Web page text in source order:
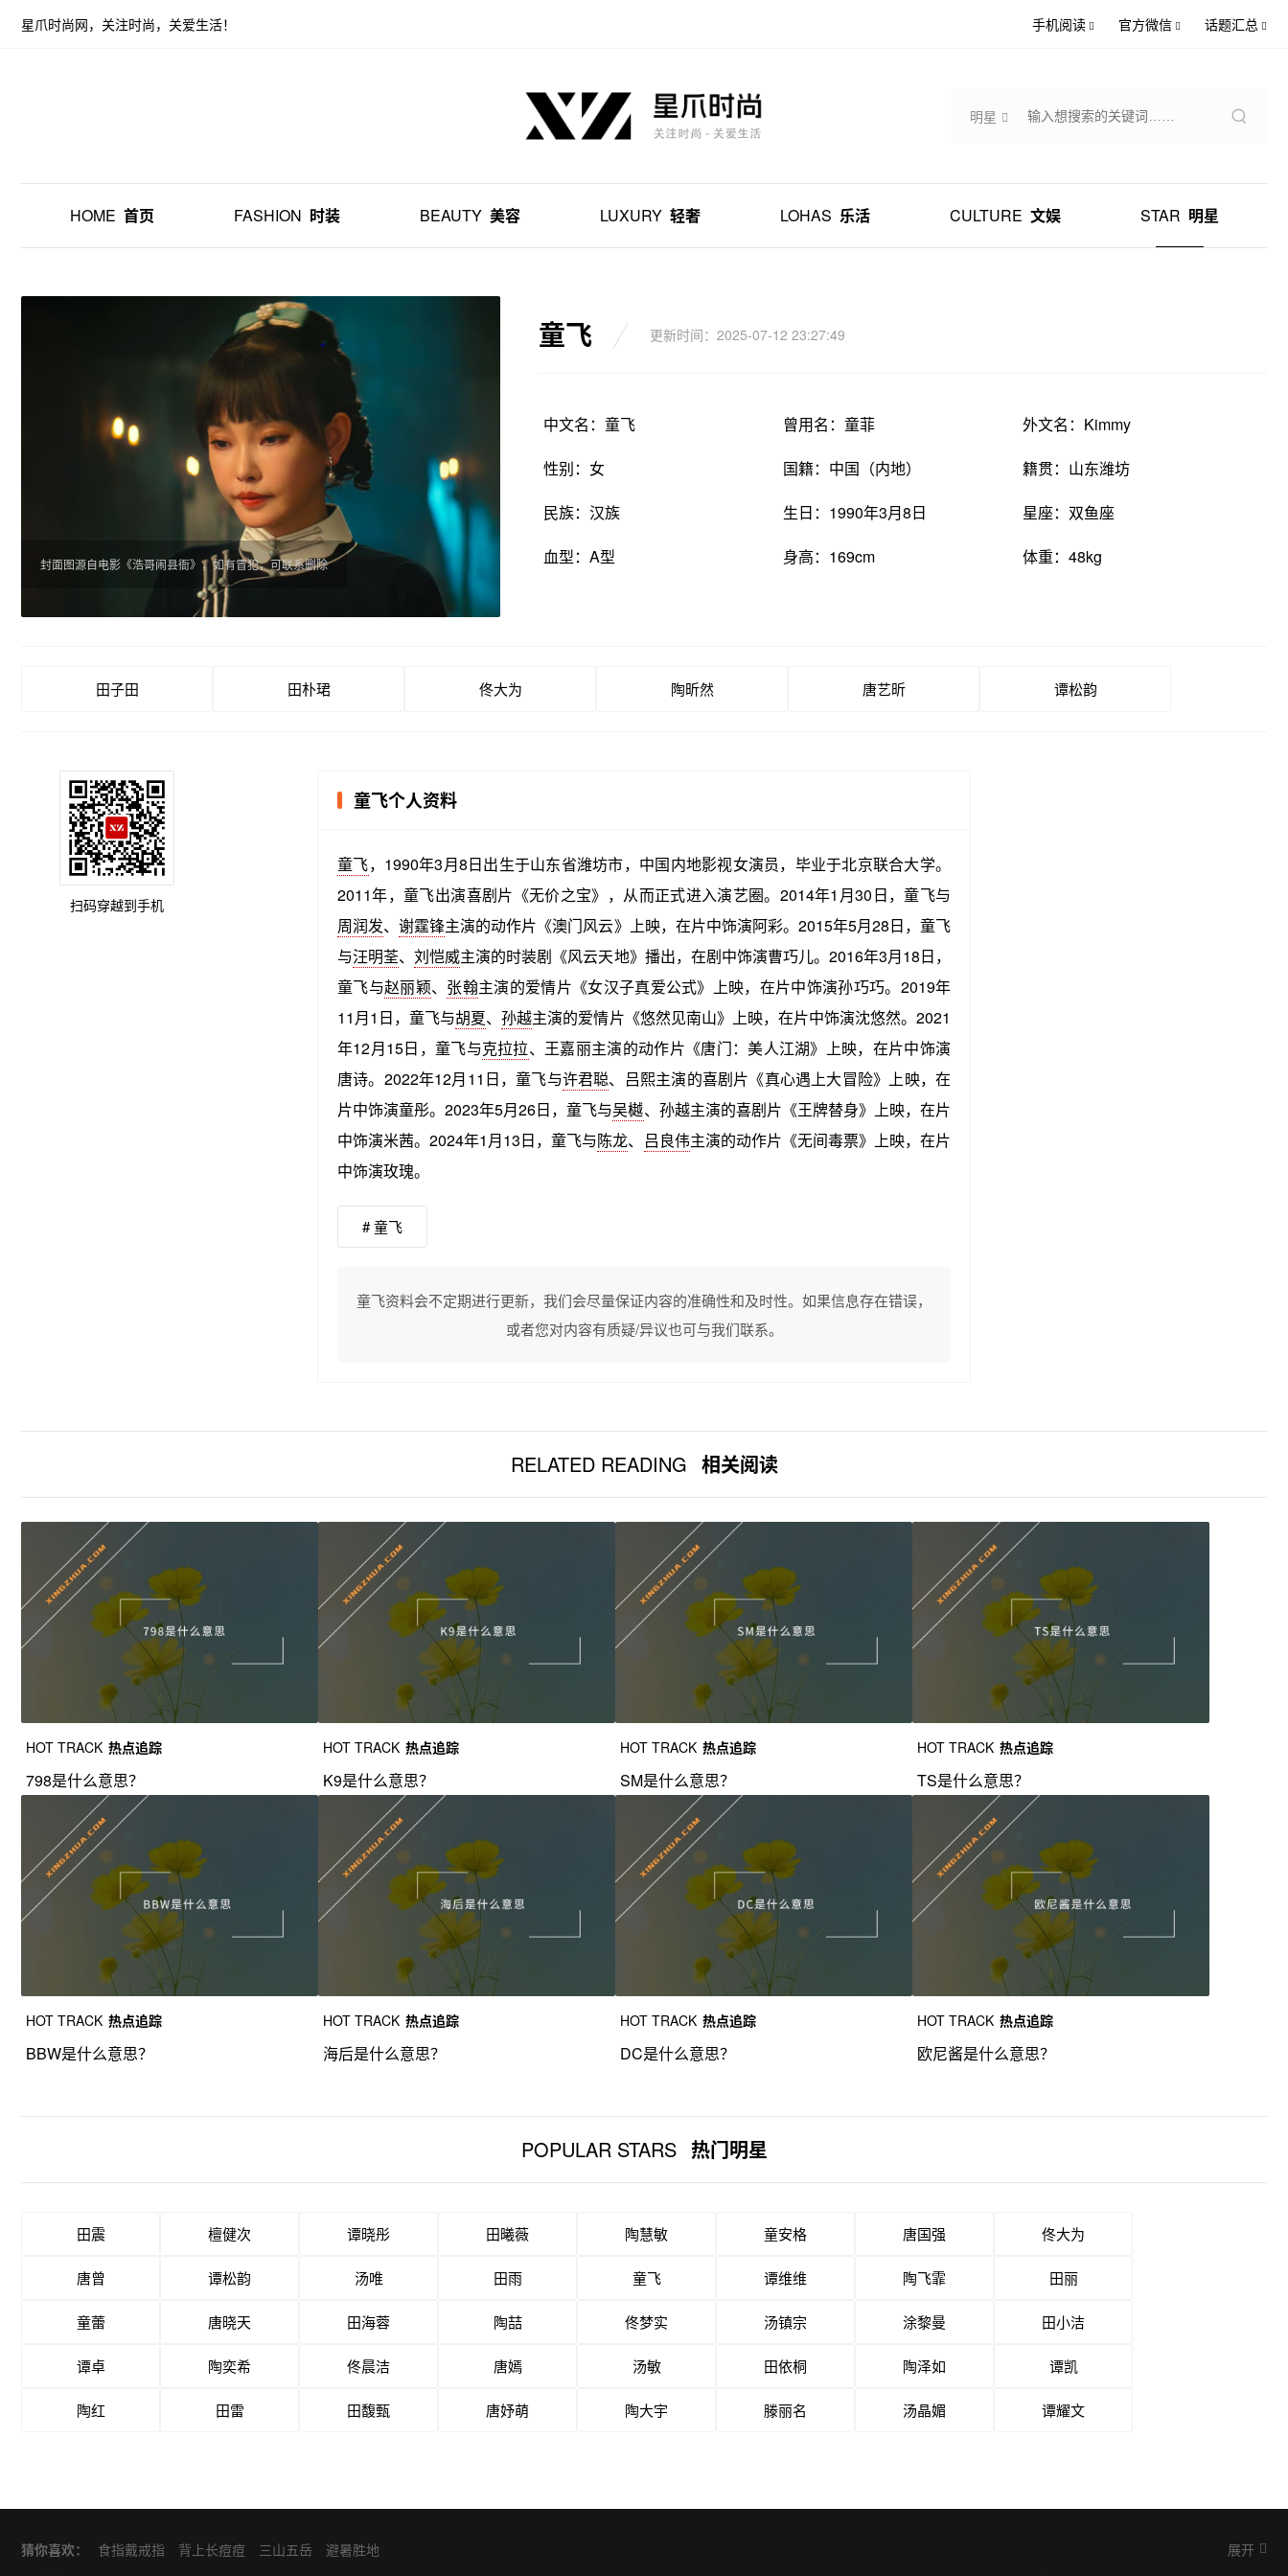
星爪时尚网，关注时尚，关爱生活！ 手机阅读 官方微信 话题汇总
明星
HOME 首页 FASHION 时装 BEAUTY 美容 LUXURY 轻奢 LOHAS 乐活 CULTURE 文娱 STAR 明星
封面图源自电影《浩哥闹县衙》，如有冒犯，可联系删除
童飞 更新时间：2025-07-12 23:27:49
中文名：童飞 曾用名：童菲
外文名：Kimmy
性别：女
国籍：中国（内地）
籍贯：山东潍坊
民族：汉族
生日：1990年3月8日
星座：双鱼座
血型：A型
身高：169cm 体重：48kg
田子田 田朴珺 佟大为 陶昕然 唐艺昕 谭松韵
童飞个人资料
童飞，1990年3月8日出生于山东省潍坊市，中国内地影视女演员，毕业于北京联合大学。
2011年，童飞出演喜剧片《无价之宝》，从而正式进入演艺圈。2014年1月30日，童飞与
周润发、谢霆锋主演的动作片《澳门风云》上映，在片中饰演阿彩。2015年5月28日，童飞
与汪明荃、刘恺威主演的时装剧《风云天地》播出，在剧中饰演曹巧儿。2016年3月18日，
童飞与赵丽颖、 张翰主演的爱情片《女汉子真爱公式》上映，在片中饰演孙巧巧。2019年
11月1日，童飞与胡夏、孙越主演的爱情片《悠然见南山》上映，在片中饰演沈悠然。2021
年12月15日，童飞与克拉拉、王嘉丽主演的动作片《唐门：美人江湖》上映，在片中饰演
唐诗。2022年12月11日，童飞与许君聪、吕熙主演的喜剧片《真心遇上大冒险》上映，在
片中饰演童彤。2023年5月26日，童飞与吴樾、孙越主演的喜剧片《王牌替身》上映，在片
中饰演米茜。2024年1月13日，童飞与陈龙、 吕良伟主演的动作片《无间毒票》上映，在片
中饰演玫瑰。
# 童飞
童飞资料会不定期进行更新，我们会尽量保证内容的准确性和及时性。如果信息存在错误，
或者您对内容有质疑/异议也可与我们联系。
扫码穿越到手机
RELATED READING 相关阅读
HOT TRACK 热点追踪
798是什么意思？
HOT TRACK 热点追踪
K9是什么意思？
HOT TRACK 热点追踪
SM是什么意思？
HOT TRACK 热点追踪
TS是什么意思？
HOT TRACK 热点追踪
BBW是什么意思？
HOT TRACK 热点追踪
海后是什么意思？
HOT TRACK 热点追踪
DC是什么意思？
HOT TRACK 热点追踪
欧尼酱是什么意思？
POPULAR STARS 热门明星
田震 檀健次 谭晓彤 田曦薇 陶慧敏 童安格 唐国强 佟大为
唐曾 谭松韵 汤唯 田雨 童飞 谭维维 陶飞霏 田丽
童蕾 唐晓天 田海蓉 陶喆 佟梦实 汤镇宗 涂黎曼 田小洁
谭卓 陶奕希 佟晨洁 唐嫣 汤敏 田依桐 陶泽如 谭凯
陶红 田雷 田馥甄 唐妤萌 陶大宇 滕丽名 汤晶媚 谭耀文
猜你喜欢： 食指戴戒指 背上长痘痘 三山五岳 避暑胜地
展开